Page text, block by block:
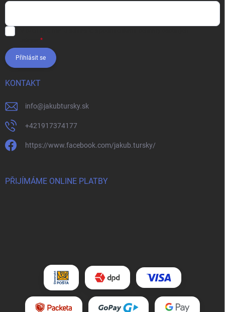
Přihlásit se
KONTAKT
info@jakubtursky.sk
+421917374177
https://www.facebook.com/jakub.tursky/
PŘIJÍMÁME ONLINE PLATBY